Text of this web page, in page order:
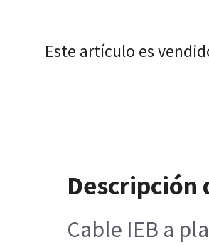
Este artículo es
Descripción
Cable IEB a